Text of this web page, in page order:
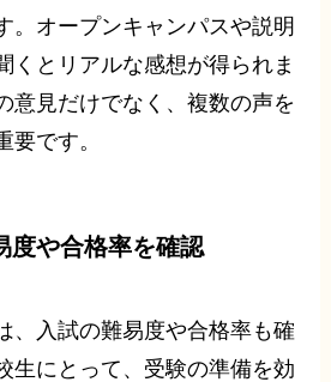
。オープンキャンパスや説明
くとリアルな感想が得られま
意見だけでなく、複数の声を
要です。
度や合格率を確認
、入試の難易度や合格率も確
生にとって、受験の準備を効